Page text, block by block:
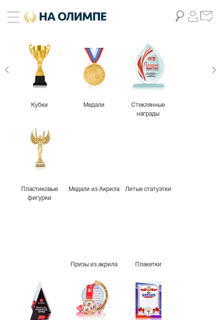
Кубки Медали
Стеклянные
награды
Пластиковые
фигурки
Медали из Акрила Литые статуэтки
Призы из акрила Плакетки